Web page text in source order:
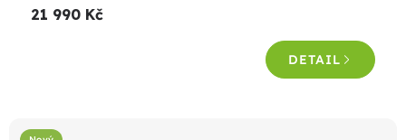
21 990 Kč
DETAIL